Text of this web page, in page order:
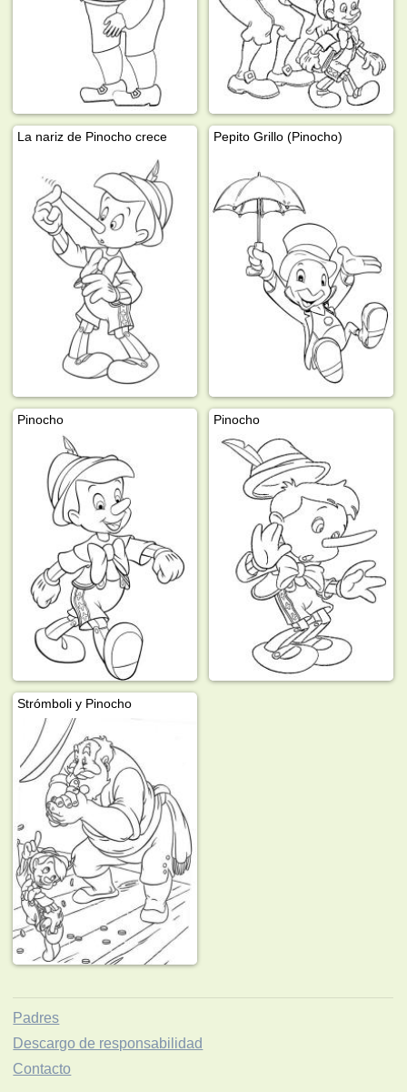
La nariz de Pinocho crece Pepito Grillo (Pinocho)
Pinocho Pinocho
Strómboli y Pinocho
Padres
Descargo de responsabilidad
Contacto